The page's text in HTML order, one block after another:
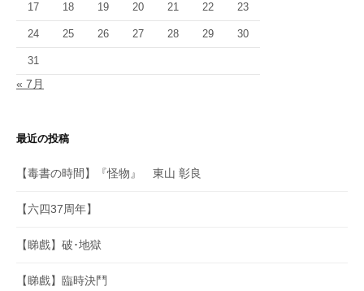
17 18 19 20 21 22 23
24 25 26 27 28 29 30
31
« 7月
最近の投稿
【毒書の時間】『怪物』 東山 彰良
【六四37周年】
【睇戲】破･地獄
【睇戲】臨時決鬥